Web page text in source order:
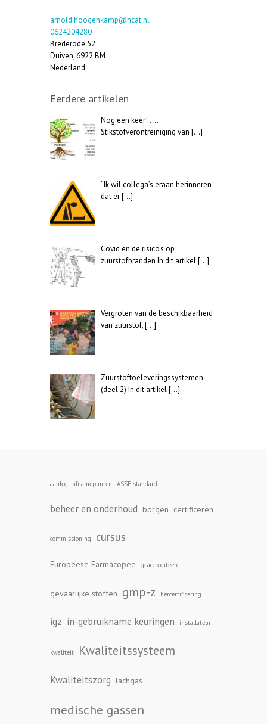
arnold.hoogenkamp@hcat.nl
0624204280
Brederode 52
Duiven,6922 BM
Nederland
Eerdere artikelen
Nog een keer! …..
Stikstofverontreiniging van […]
“Ik wil collega’s eraan herinneren
dat er[…]
Covid en de risico’s op
zuurstofbranden In dit artikel[…]
Vergroten van de beschikbaarheid
van zuurstof,[…]
Zuurstoftoeleveringssystemen
(deel 2) In dit artikel[…]
aanleg afnamepunten ASSE standard
beheer en onderhoud borgen certificeren
commissioning cursus
Europeese Farmacopee geaccrediteerd
gevaarlijke stoffen gmp-z hercertificering
igz in-gebruikname keuringen installateur
kwaliteit Kwaliteitssysteem
Kwaliteitszorg lachgas
medische gassen